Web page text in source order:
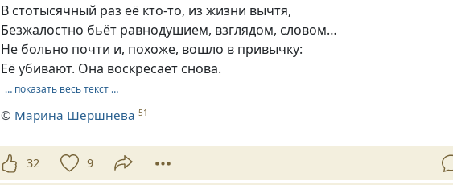
В стотысячный раз её кто-то, из жизни вычтя,
Безжалостно бьёт равнодушием, взглядом, словом…
Не больно почти и, похоже, вошло в привычку:
Её убивают. Она воскресает снова.
… показать весь текст …
© Марина Шершнева 51
32 9